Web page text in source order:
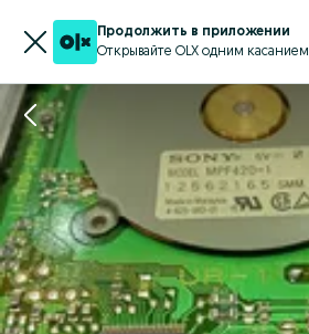
Продолжить в приложении
Открывайте OLX одним касанием